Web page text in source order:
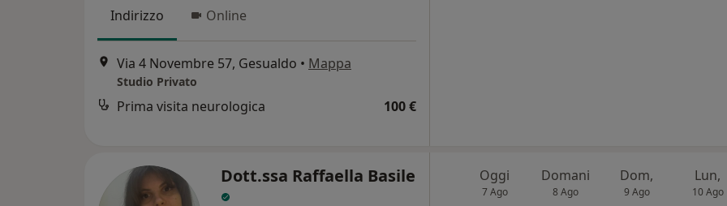
Indirizzo Online
Via 4 Novembre 57, Gesualdo • Mappa
Studio Privato
Prima visita neurologica 100 €
Dott.ssa Raffaella Basile Oggi
7 Ago
Domani
8 Ago
Dom,
9 Ago
Lun,
10 Ago